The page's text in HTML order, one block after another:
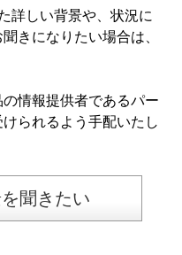
詳しい背景や、状況に
きになりたい場合は、
情報提供者であるパー
られるよう手配いたし
聞きたい